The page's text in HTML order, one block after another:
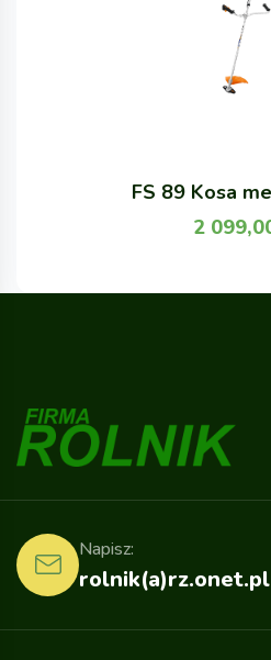
FS 89 Kosa
2
rolnik(a)rz.onet.pl
Napisz: